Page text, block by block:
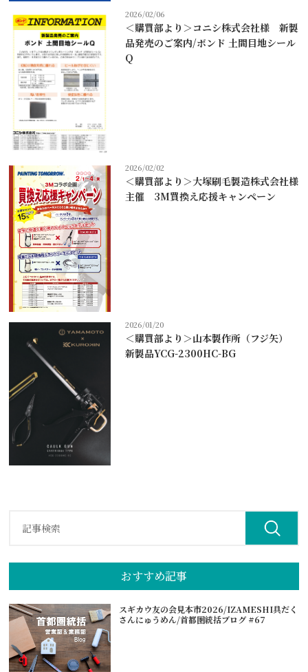
2026/02/06
＜購買部より＞コニシ株式会社様 新製
品発売のご案内/ボンド 土間目地シール
Q
2026/02/02
＜購買部より＞大塚刷毛製造株式会社様
主催 3M買換え応援キャンペーン
2026/01/20
＜購買部より＞山本製作所（フジ矢）
新製品YCG-2300HC-BG
おすすめ記事
スギカウ友の会見本市2026/IZAMESHI具だく
さんにゅうめん/首都圏統括ブログ #67